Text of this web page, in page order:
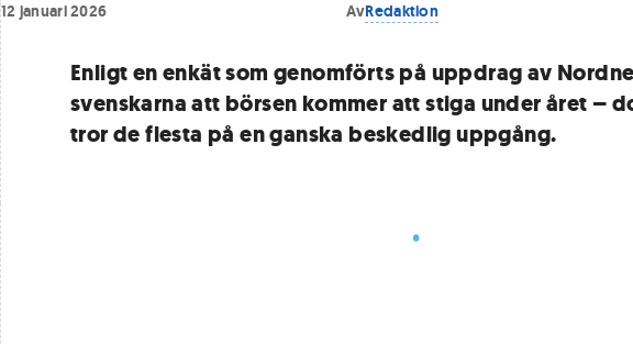
12 januari 2026 AvRedaktion
Enligt en enkät som genomförts på uppdrag av
svenskarna att börsen kommer att stiga under året –
tror de flesta på en ganska beskedlig uppgång.